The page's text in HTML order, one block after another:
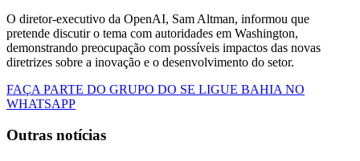
O diretor-executivo da OpenAI, Sam Altman, informou que
pretende discutir o tema com autoridades em Washington,
demonstrando preocupação com possíveis impactos das novas
diretrizes sobre a inovação e o desenvolvimento do setor.
FAÇA PARTE DO GRUPO DO SE LIGUE BAHIA NO
WHATSAPP
Outras notícias